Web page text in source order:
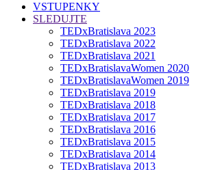
VSTUPENKY
SLEDUJTE
TEDxBratislava 2023
TEDxBratislava 2022
TEDxBratislava 2021
TEDxBratislavaWomen 2020
TEDxBratislavaWomen 2019
TEDxBratislava 2019
TEDxBratislava 2018
TEDxBratislava 2017
TEDxBratislava 2016
TEDxBratislava 2015
TEDxBratislava 2014
TEDxBratislava 2013